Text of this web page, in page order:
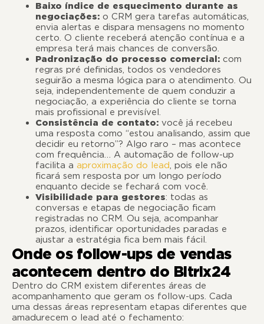
Baixo índice de esquecimento durante as
negociações: o CRM gera tarefas automáticas,
envia alertas e dispara mensagens no momento
certo. O cliente receberá atenção contínua e a
empresa terá mais chances de conversão.
Padronização do processo comercial: com
regras pré definidas, todos os vendedores
seguirão a mesma lógica para o atendimento. Ou
seja, independentemente de quem conduzir a
negociação, a experiência do cliente se torna
mais profissional e previsível.
Consistência de contato: você já recebeu
uma resposta como “estou analisando, assim que
decidir eu retorno”? Algo raro – mas acontece
com frequência… A automação de follow-up
facilita a aproximação do lead, pois ele não
ficará sem resposta por um longo período
enquanto decide se fechará com você.
Visibilidade para gestores: todas as
conversas e etapas de negociação ficam
registradas no CRM. Ou seja, acompanhar
prazos, identificar oportunidades paradas e
ajustar a estratégia fica bem mais fácil.
Onde os follow-ups de vendas
acontecem dentro do Bitrix24
Dentro do CRM existem diferentes áreas de
acompanhamento que geram os follow-ups. Cada
uma dessas áreas representam etapas diferentes que
amadurecem o lead até o fechamento: